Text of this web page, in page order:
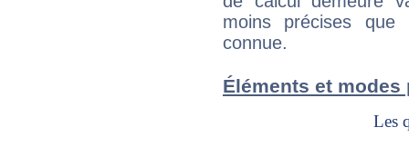
moins précises que
connue.
Éléments et